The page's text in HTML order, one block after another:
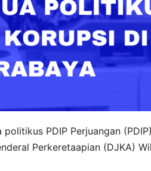
PDIP Perjuangan
Perkeretaapian (DJKA)